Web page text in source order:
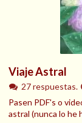
Viaje Astral
27 respuestas.
Pasen PDF's o
astral (nunca lo he